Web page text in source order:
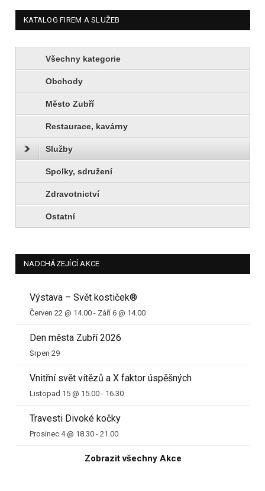
KATALOG FIREM A SLUŽEB
Všechny kategorie
Obchody
Město Zubří
Restaurace, kavárny
Služby
Spolky, sdružení
Zdravotnictví
Ostatní
NADCHÁZEJÍCÍ AKCE
Výstava – Svět kostiček®
Červen 22 @ 14.00 - Září 6 @ 14.00
Den města Zubří 2026
Srpen 29
Vnitřní svět vítězů a X faktor úspěšných
Listopad 15 @ 15.00 - 16.30
Travesti Divoké kočky
Prosinec 4 @ 18.30 - 21.00
Zobrazit všechny Akce